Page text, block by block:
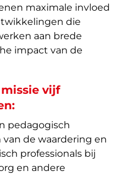
maximale invloed
die
aan brede
impact van de
vijf
pedagogisch
de waardering en
professionals bij
en andere